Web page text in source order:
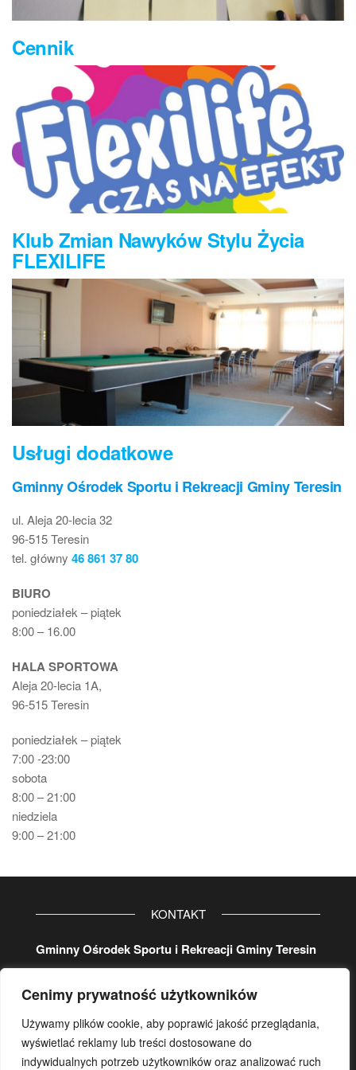
Cenimy prywatność użytkowników
Używamy plików cookie, aby poprawić jakość przeglądania,
wyświetlać reklamy lub treści dostosowane do
indywidualnych potrzeb użytkowników oraz analizować ruch
Cennik
Klub Zmian Nawyków Stylu Życia
FLEXILIFE
Usługi dodatkowe
Gminny Ośrodek Sportu i Rekreacji Gminy Teresin
ul. Aleja 20-lecia 32
96-515 Teresin
tel. główny 46 861 37 80
BIURO
poniedziałek – piątek
8:00 – 16.00
HALA SPORTOWA
Aleja 20-lecia 1A,
96-515 Teresin
poniedziałek – piątek
7:00 -23:00
sobota
8:00 – 21:00
niedziela
9:00 – 21:00
KONTAKT
Gminny Ośrodek Sportu i Rekreacji Gminy Teresin
96-515 Teresin
koordynator:
wew.107lub/i kom. 500 17 29 78